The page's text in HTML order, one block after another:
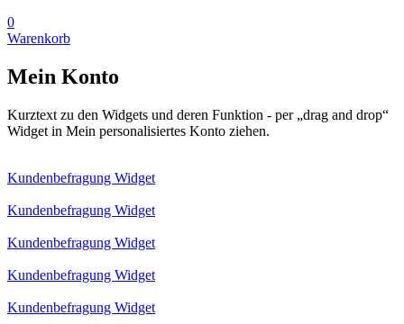
0
Warenkorb
Mein Konto
Kurztext zu den Widgets und deren Funktion - per „drag and drop“
Widget in Mein personalisiertes Konto ziehen.
Kundenbefragung Widget
Kundenbefragung Widget
Kundenbefragung Widget
Kundenbefragung Widget
Kundenbefragung Widget